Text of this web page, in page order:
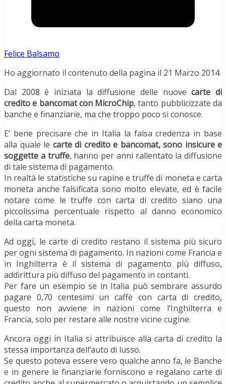
Felice Balsamo
Ho aggiornato il contenuto della pagina il 21 Marzo 2014
Dal 2008 è iniziata la diffusione delle nuovecarte di
credito e bancomat con MicroChip, tanto pubblicizzate da
banche e finanziarie, ma che troppo poco si conosce.
E’ bene precisare che in Italia la falsa credenza in base
alla quale le carte di credito e bancomat, sono insicure e
soggette a truffe, hanno per anni rallentato la diffusione
di tale sistema di pagamento.
In realtà le statistiche su rapine e truffe di moneta e carta
moneta anche falsificata sono molto elevate, ed è facile
notare come le truffe con carta di credito siano una
piccolissima percentuale rispetto al danno economico
della carta moneta.
Ad oggi, le carte di credito restano il sistema più sicuro
per ogni sistema di pagamento. In nazioni come Francia e
in Inghilterra è il sistema di pagamento più diffuso,
addirittura più diffuso del pagamento in contanti.
Per fare un esempio se in Italia può sembrare assurdo
pagare 0,70 centesimi un caffè con carta di credito,
questo non avviene in nazioni come l’Inghilterra e
Francia, solo per restare alle nostre vicine cugine.
Ancora oggi in Italia si attribuisce alla carta di credito la
stessa importanza dell’auto di lusso.
Se questo poteva essere vero qualche anno fa, le Banche
e in genere le finanziarie forniscono e regalano carte di